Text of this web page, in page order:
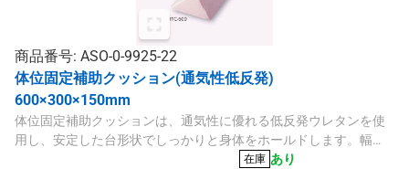
商品番号: ASO-0-9925-22
体位固定補助クッション(通気性低反発)
600×300×150mm
体位固定補助クッションは、通気性に優れる低反発ウレタンを使
用し、安定した台形状でしっかりと身体をホールドします。幅
600mm、奥行300mm、高さ150mmの快適なサイズで、シンカー
在庫 あり